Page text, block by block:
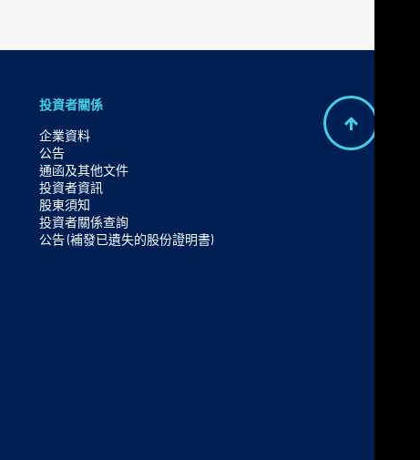
B
投資者關係
企業資料
公告
通函及其他文件
投資者資訊
股東須知
投資者關係查詢
公告 (補發已遺失的股份證明書)